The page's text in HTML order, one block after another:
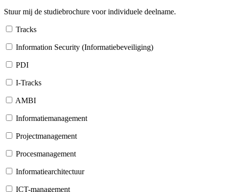
Stuur mij de studiebrochure voor individuele deelname.
Tracks
Information Security (Informatiebeveiliging)
PDI
I-Tracks
AMBI
Informatiemanagement
Projectmanagement
Procesmanagement
Informatiearchitectuur
ICT-management